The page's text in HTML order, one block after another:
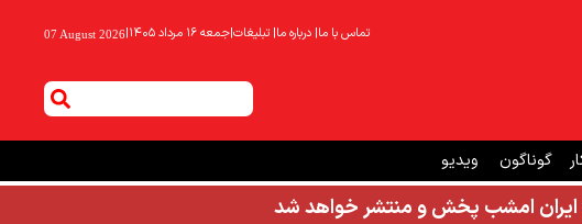
تماس با ما| درباره ما| تبلیغات|جمعه ۱۶ مرداد ۱۴۰۵ |
07 August 2026
گوناگون ویدیو
ایران امشب پخش و منتشر خواهد شد